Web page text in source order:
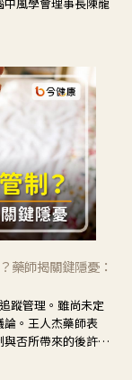
藥師揭關鍵隱憂：
蹤管理。雖尚未定
。王人杰藥師表
否所帶來的後許影